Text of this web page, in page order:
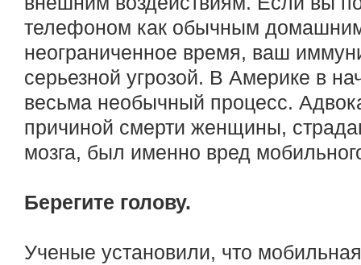
телефоном как обычным
неограниченное время, ваш
серьезной угрозой. В Америке в
весьма необычный процесс.
причиной смерти женщины,
мозга, был именно вред
Берегите голову.
Ученые установили, что